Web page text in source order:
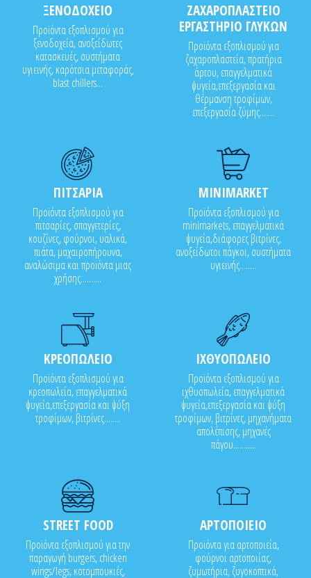
ΞΕΝΟΔΟΧΕΙΟ
Προϊόντα εξοπλισμού για
ξενοδοχεία, ανοξείδωτες
κατασκευές, συστήματα
υγιεινής, καρότσια μεταφοράς,
blast chillers...
ΖΑΧΑΡΟΠΛΑΣΤΕΙΟ
ΕΡΓΑΣΤΗΡΙΟ ΓΛΥΚΩΝ
Προϊόντα εξοπλισμού για
ζαχαροπλαστεία, πρατήρια
άρτου, επαγγελματικά
ψυγεία,επεξεργασία και
θέρμανση τροφίμων,
επεξεργασία ζύμης.......
ΠΙΤΣΑΡΙΑ
Προϊόντα εξοπλισμού για
πιτσαρίες, σπαγγετερίες,
κουζίνες, φούρνοι, υαλικά,
πιάτα, μαχαιροπήρουνα,
αναλώσιμα και προϊόντα μιας
χρήσης..........
MINIMARKET
Προϊόντα εξοπλισμού για
minimarkets, επαγγελματικά
ψυγεία,διάφορες βιτρίνες,
ανοξείδωτοι πάγκοι, συστήματα
υγιεινής........
ΚΡΕΟΠΩΛΕΙΟ
Προϊόντα εξοπλισμού για
κρεοπωλεία, επαγγελματικά
ψυγεία,επεξεργασία και ψύξη
τροφίμων, βιτρίνες........
ΙΧΘΥΟΠΩΛΕΙΟ
Προϊόντα εξοπλισμού για
ιχθυοπωλεία, επαγγελματικά
ψυγεία,επεξεργασία και ψύξη
τροφίμων, βιτρίνες, μηχανήματα
απολέπισης, μηχανές
πάγου...........
STREET FOOD
Προϊόντα εξοπλισμού για την
παραγωγή burgers, chicken
wings/legs, κοτομπουκιές,
ΑΡΤΟΠΟΙΕΙΟ
Προϊόντα για αρτοποιεία,
φούρνοι αρτοποιίας,
ζυμωτήρια, ζυγοκοπτικά,